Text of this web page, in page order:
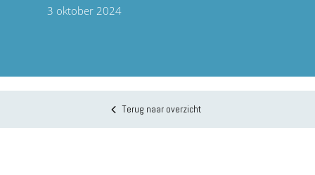
3 oktober 2024
Terug naar overzicht